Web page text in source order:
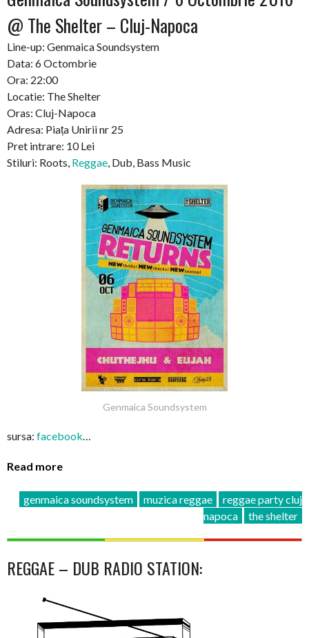
@ The Shelter – Cluj-Napoca
Line-up: Genmaica Soundsystem
Data: 6 Octombrie
Ora: 22:00
Locatie: The Shelter
Oras: Cluj-Napoca
Adresa: Piața Unirii nr 25
Pret intrare: 10 Lei
Stiluri: Roots, Reggae, Dub, Bass Music
Genmaica Soundsystem
sursa: facebook
Read more
genmaica soundsystem muzica reggae
reggae party cluj
napoca
the shelter
REGGAE – DUB RADIO STATION: